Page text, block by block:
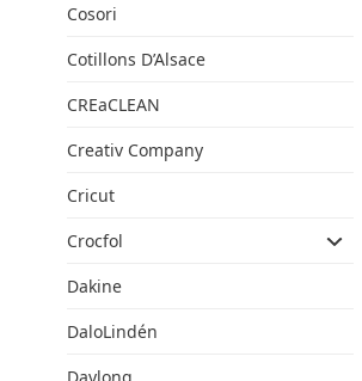
Cosori
Cotillons D’Alsace
CREaCLEAN
Creativ Company
Cricut
Crocfol
Dakine
DaloLindén